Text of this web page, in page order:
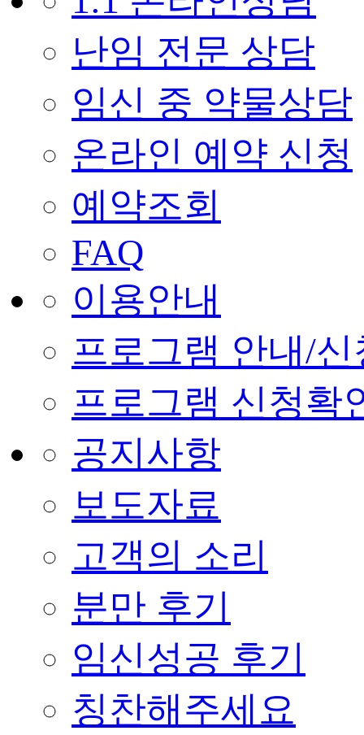
난임 전문 상담
임신 중 약물상담
온라인 예약 신청
예약조회
FAQ
이용안내
프로그램 안내/신
프로그램 신청확
공지사항
보도자료
고객의 소리
분만 후기
임신성공 후기
칭찬해주세요